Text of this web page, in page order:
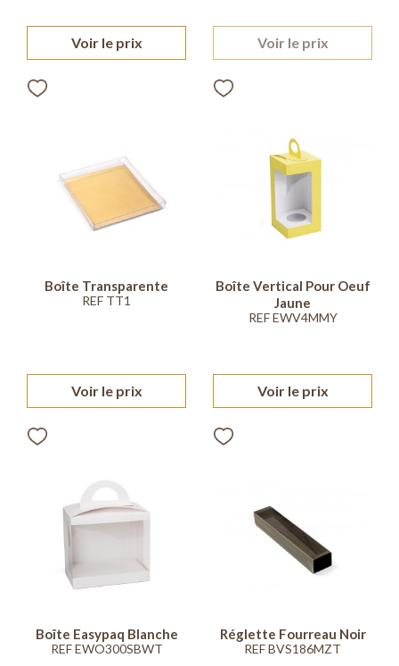
Voir le prix Voir le prix
Boîte Transparente
REF TT1
Voir le prix
Boîte Vertical Pour Oeuf
Jaune
REF EWV4MMY
Voir le prix
Boîte Easypaq Blanche
REF EWO300SBWT
Réglette Fourreau Noir
REF BVS186MZT